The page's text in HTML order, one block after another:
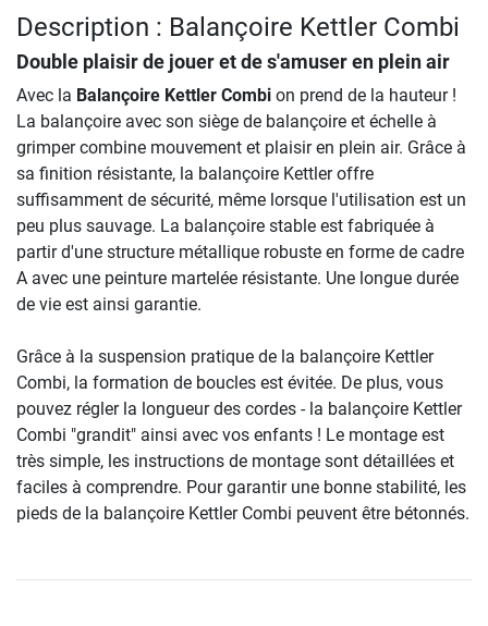
Description : Balançoire Kettler Combi
Double plaisir de jouer et de s'amuser en plein air
Avec la Balançoire Kettler Combi on prend de la hauteur !
La balançoire avec son siège de balançoire et échelle à
grimper combine mouvement et plaisir en plein air. Grâce à
sa finition résistante, la balançoire Kettler offre
suffisamment de sécurité, même lorsque l'utilisation est un
peu plus sauvage. La balançoire stable est fabriquée à
partir d'une structure métallique robuste en forme de cadre
A avec une peinture martelée résistante. Une longue durée
de vie est ainsi garantie.
Grâce à la suspension pratique de la balançoire Kettler
Combi, la formation de boucles est évitée. De plus, vous
pouvez régler la longueur des cordes - la balançoire Kettler
Combi "grandit" ainsi avec vos enfants ! Le montage est
très simple, les instructions de montage sont détaillées et
faciles à comprendre. Pour garantir une bonne stabilité, les
pieds de la balançoire Kettler Combi peuvent être bétonnés.